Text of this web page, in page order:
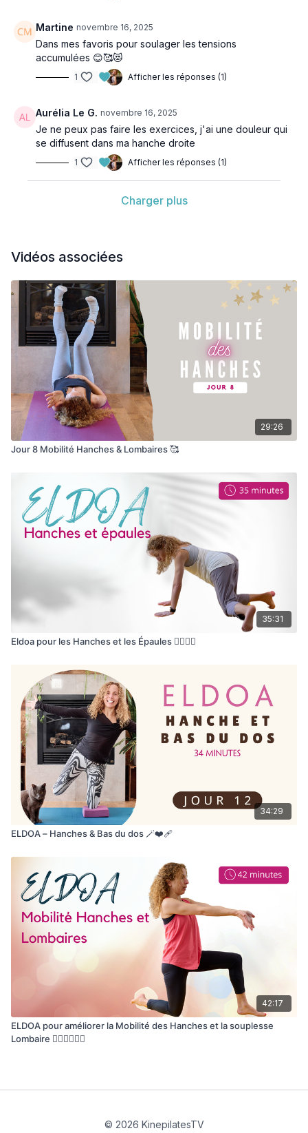
Martine novembre 16, 2025
Dans mes favoris pour soulager les tensions
accumulées 😊🥰😻
1 Afficher les réponses (1)
Aurélia Le G. novembre 16, 2025
Je ne peux pas faire les exercices, j'ai une douleur qui
se diffusent dans ma hanche droite
1 Afficher les réponses (1)
Charger plus
Vidéos associées
29:26
Jour 8 Mobilité Hanches & Lombaires 🥰
35:31
Eldoa pour les Hanches et les Épaules 🙆‍♂️🧍‍♀️
34:29
ELDOA – Hanches & Bas du dos 🪄❤️‍🩹
42:17
ELDOA pour améliorer la Mobilité des Hanches et la souplesse
Lombaire 🤸🏾‍♀️🧘🏽‍♀️
© 2026 KinepilatesTV